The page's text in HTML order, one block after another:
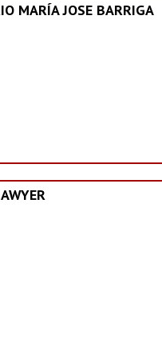
MARÍA JOSE BARRIGA